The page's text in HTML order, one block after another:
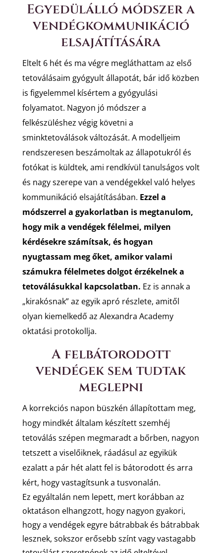
Egyedülálló módszer a
vendégkommunikáció
elsajátítására
Eltelt 6 hét és ma végre megláthattam az első
tetoválásaim gyógyult állapotát, bár idő közben
is figyelemmel kísértem a gyógyulási
folyamatot. Nagyon jó módszer a
felkészüléshez végig követni a
sminktetoválások változását. A modelljeim
rendszeresen beszámoltak az állapotukról és
fotókat is küldtek, ami rendkívül tanulságos volt
és nagy szerepe van a vendégekkel való helyes
kommunikáció elsajátításában. Ezzel a
módszerrel a gyakorlatban is megtanulom,
hogy mik a vendégek félelmei, milyen
kérdésekre számítsak, és hogyan
nyugtassam meg őket, amikor valami
számukra félelmetes dolgot érzékelnek a
tetoválásukkal kapcsolatban. Ez is annak a
„kirakósnak” az egyik apró részlete, amitől
olyan kiemelkedő az Alexandra Academy
oktatási protokollja.
A felbátorodott
vendégek sem tudtak
meglepni
A korrekciós napon büszkén állapítottam meg,
hogy mindkét általam készített szemhéj
tetoválás szépen megmaradt a bőrben, nagyon
tetszett a viselőiknek, ráadásul az egyikük
ezalatt a pár hét alatt fel is bátorodott és arra
kért, hogy vastagítsunk a tusvonalán.
Ez egyáltalán nem lepett, mert korábban az
oktatáson elhangzott, hogy nagyon gyakori,
hogy a vendégek egyre bátrabbak és bátrabbak
lesznek, sokszor erősebb színt vagy vastagabb